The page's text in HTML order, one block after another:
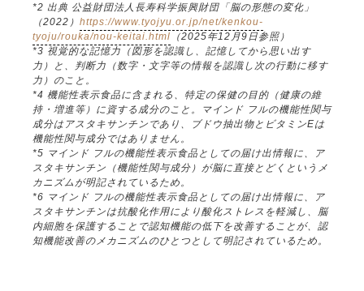
*2 出典 公益財団法人長寿科学振興財団「脳の形態の変化」
（2022） https://www.tyojyu.or.jp/net/kenkou-
tyoju/rouka/nou-keitai.html （2025年12月9日参照）
*3 視覚的な記憶力（図形を認識し、記憶してから思い出す
力）と、判断力（数字・文字等の情報を認識し次の行動に移す
力）のこと。
*4 機能性表示食品に含まれる、特定の保健の目的（健康の維
持・増進等）に資する成分のこと。マインド フルの機能性関与
成分はアスタキサンチンであり、ブドウ抽出物とビタミンEは
機能性関与成分ではありません。
*5 マインド フルの機能性表示食品としての届け出情報に、ア
スタキサンチン（機能性関与成分）が脳に直接とどくというメ
カニズムが明記されているため。
*6 マインド フルの機能性表示食品としての届け出情報に、ア
スタキサンチンは抗酸化作用により酸化ストレスを軽減し、脳
内細胞を保護することで認知機能の低下を改善することが、認
知機能改善のメカニズムのひとつとして明記されているため。